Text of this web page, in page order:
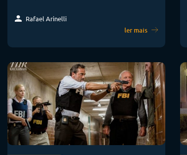
Rafael Arinelli
ler mais